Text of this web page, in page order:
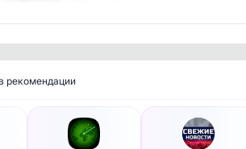
рекомендации